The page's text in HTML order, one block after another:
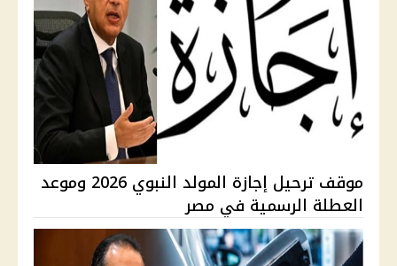
موقف ترحيل إجازة المولد النبوي 2026 وموعد
العطلة الرسمية في مصر